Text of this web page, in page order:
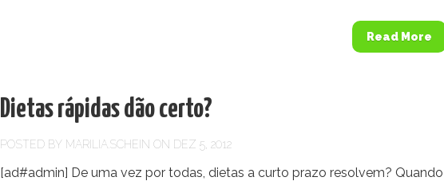
Read More
Dietas rápidas dão certo?
POSTED BY MARILIA.SCHEIN ON DEZ 5, 2012
[ad#admin] De uma vez por todas, dietas a curto prazo resolvem? Quando